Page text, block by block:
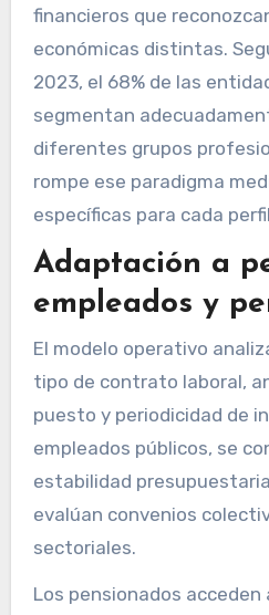
financieros que
económicas distintas.
2023, el 68% de las
segmentan
diferentes grupos
rompe ese paradigma
específicas para cada
Adaptación a
empleados y
El modelo operativo
tipo de contrato laboral,
puesto y periodicidad de
empleados públicos, se
estabilidad
evalúan convenios
sectoriales.
Los pensionados acceden